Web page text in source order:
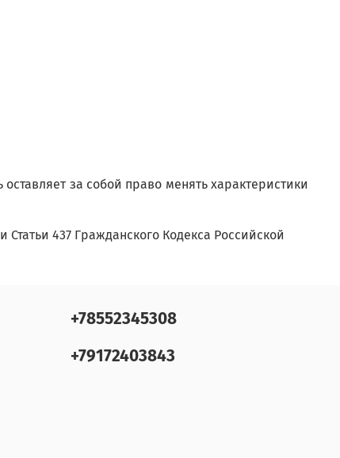
за собой право менять характеристики
437 Гражданского Кодекса Российской
+78552345308
+79172403843